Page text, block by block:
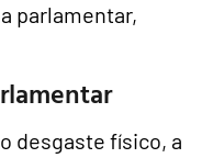
parlamentar,
desgaste físico, a